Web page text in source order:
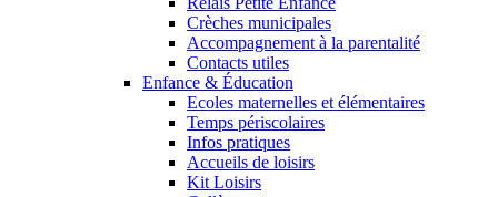
Crèches municipales
Accompagnement à la parentalité
Contacts utiles
Enfance & Éducation
Ecoles maternelles et élémentaires
Temps périscolaires
Infos pratiques
Accueils de loisirs
Kit Loisirs